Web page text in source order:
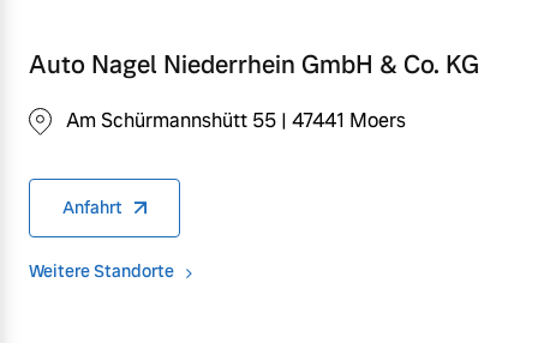
Auto Nagel Niederrhein GmbH & Co. KG
Am Schürmannshütt 55 | 47441 Moers
Anfahrt
Weitere Standorte